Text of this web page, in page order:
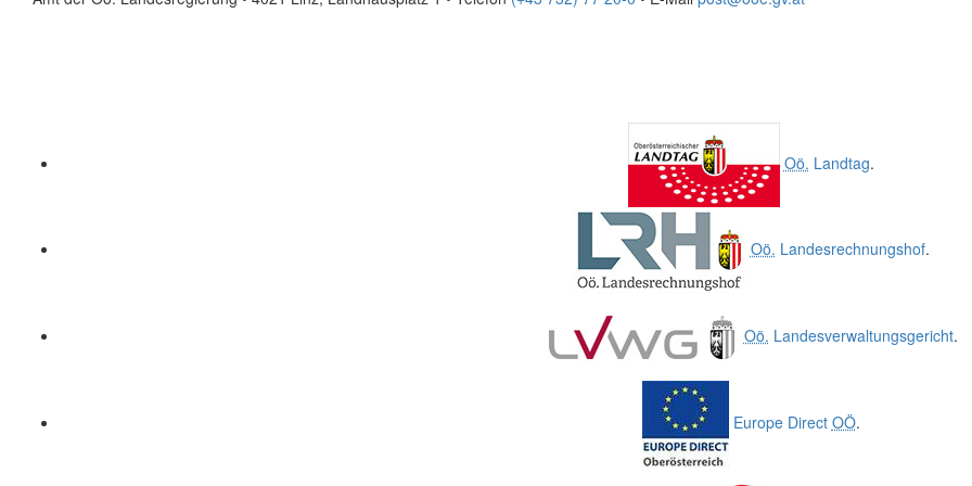
Oö. Landtag.
Oö. Landesrechnungshof.
Oö. Landesverwaltungsgericht.
Europe Direct OÖ.